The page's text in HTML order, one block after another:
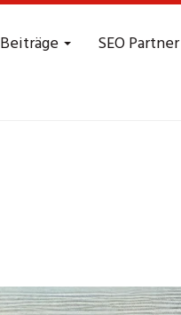
Beiträge SEO Partner